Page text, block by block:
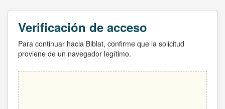
Verificación de acceso
Para continuar hacia Biblat, confirme que la solicitud
proviene de un navegador legítimo.